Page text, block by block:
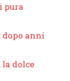
pura
dopo anni
dolce